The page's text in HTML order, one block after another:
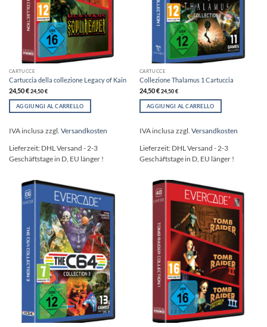
CARTUCCE
Cartuccia della collezione Legacy of Kain
24,50€ 24,50€
AGGIUNGI AL CARRELLO
IVA inclusa zzgl. Versandkosten
Lieferzeit: DHL Versand - 2-3
Geschäftstage in D, EU länger !
CARTUCCE
Collezione Thalamus 1 Cartuccia
24,50€ 24,50€
AGGIUNGI AL CARRELLO
IVA inclusa zzgl. Versandkosten
Lieferzeit: DHL Versand - 2-3
Geschäftstage in D, EU länger !